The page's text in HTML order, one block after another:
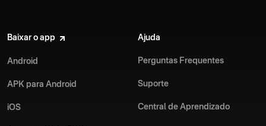
Baixar o app
Android
APK para Android
iOS
Ajuda
Perguntas Frequentes
Suporte
Central de Aprendizado